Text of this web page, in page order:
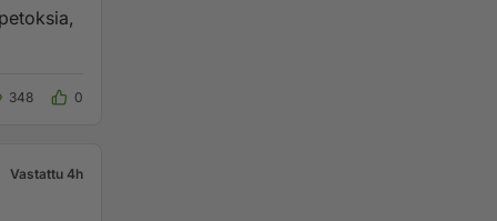
348 0
Vastattu 4h